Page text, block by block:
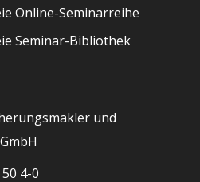
Online-Seminarreihe
Seminar-Bibliothek
und
4-0